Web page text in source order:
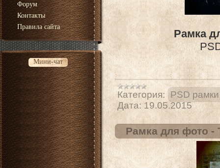
Форум
Контакты
Правила сайта
Мини-чат
Рамка
Категория:
PSD
Дата: 19.05.2015
Рамка для фото -